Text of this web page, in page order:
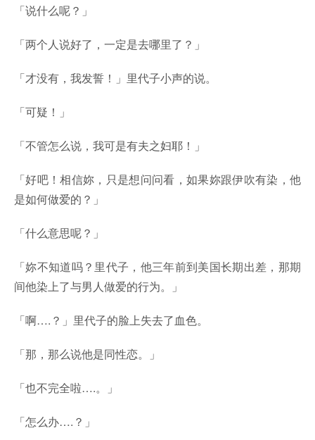
「说什么呢？」
「两个人说好了，一定是去哪里了？」
「才没有，我发誓！」里代子小声的说。
「可疑！」
「不管怎么说，我可是有夫之妇耶！」
「好吧！相信妳，只是想问问看，如果妳跟伊吹有染，他
是如何做爱的？」
「什么意思呢？」
「妳不知道吗？里代子，他三年前到美国长期出差，那期
间他染上了与男人做爱的行为。」
「啊….？」里代子的脸上失去了血色。
「那，那么说他是同性恋。」
「也不完全啦….。」
「怎么办….？」